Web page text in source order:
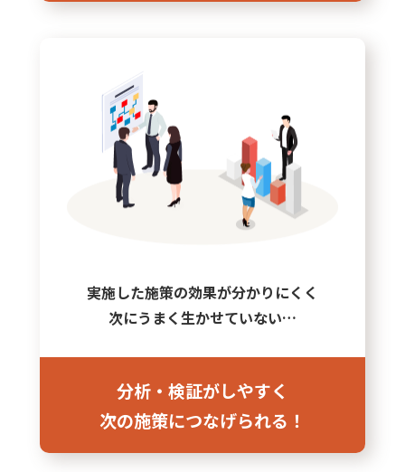
実施した施策の効果が分かりにくく
次にうまく生かせていない…
分析・検証がしやすく
次の施策につなげられる！